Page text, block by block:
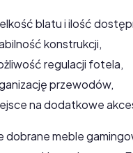
blatu i ilość
konstrukcji,
regulacji fotela,
przewodów,
na dodatkowe
dobrane meble